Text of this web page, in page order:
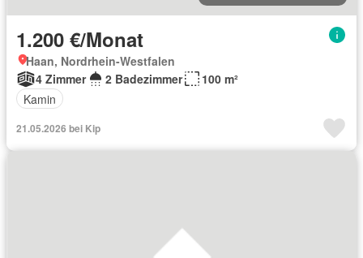
1.200 €/Monat
Haan, Nordrhein-Westfalen
4 Zimmer
2 Badezimmer
100 m²
Kamin
21.05.2026 bei Kip